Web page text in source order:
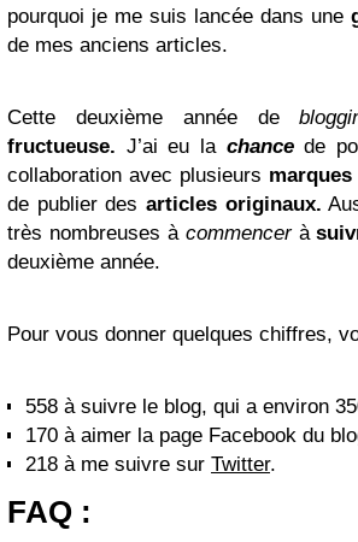
pourquoi je me suis lancée dans une
de mes anciens articles.
Cette deuxième année de
fructueuse. J’ai eu la chancede
collaboration avec plusieurs marques
de publier des articles originaux.
très nombreuses à commencerà
deuxième année.
Pour vous donner quelques chiffres,
558 à suivre le blog, qui a environ
170 à aimer la page Facebook du
218 à me suivre sur Twitter.
FAQ :